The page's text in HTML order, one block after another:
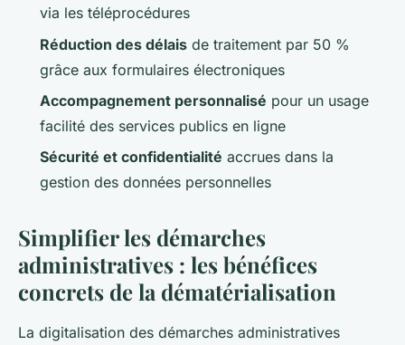
via les téléprocédures
Réduction des délais de traitement par 50 %
grâce aux formulaires électroniques
Accompagnement personnalisé pour un usage
facilité des services publics en ligne
Sécurité et confidentialité accrues dans la
gestion des données personnelles
Simplifier les démarches
administratives : les bénéfices
concrets de la dématérialisation
La digitalisation des démarches administratives